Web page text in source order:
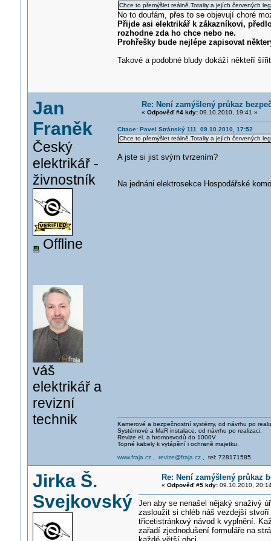
Chce to přemýšlet reálně.Totality a jejích červených
No to doufám, přes to se objevují choré
Přijde asi elektrikář k zákazníkovi,
rozhodne zda ho chce nebo ne.
Prohřešky bude nejlépe zapisovat
Takové a podobné bludy dokáží někteří
Jan
Franěk
Český
elektrikář -
živnostník
Offline
váš
elektrikář a
revizní
technik
Re: Není zamýšlený průkaz
« Odpověď #4 kdy:09.10.2010, 19:41 »
Citace: Pavel Stránský 111 09.10.2010, 17:52
Chce to přemýšlet reálně.Totality a jejích červených
A jste si jist svým tvrzením?
Na jednáni elektrosekce Hospodářské
Kamerové a bezpečnostní systémy, od návrhu po
Systémové a MaR instalace, od návrhu po realizaci.
Revize el. a hromosvodů do 1000V
Topné kabely k vytápění i ochraně majetku.
www.fraja.cz, revize@fraja.cz, tel: 728171585
Jirka Š.
Svejkovský
Re: Není zamýšlený průkaz
« Odpověď #5 kdy:09.10.2010,
Jen aby se nenašel nějaký snaživý
zasloužit si chléb náš vezdejší stvoří
třicetistránkový návod k vyplnění.
zařadí zjednodušení formuláře na